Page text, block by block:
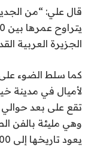
قال علي: “من
الجزيرة العربية
كما سلط الضوء على
لأميال في مدينة
وهي مليئة بالفن
يعود تاريخها إلى 1300 عام.